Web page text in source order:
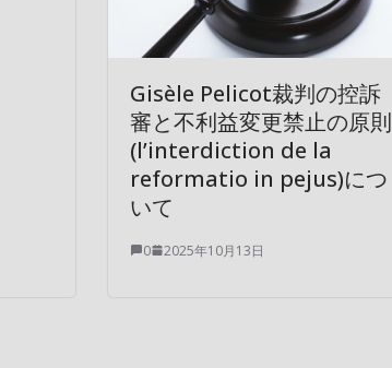
Gisèle Pelicot裁判の控訴
審と不利益変更禁止の原則
(l’interdiction de la
reformatio in pejus)につ
いて
0 2025年10月13日